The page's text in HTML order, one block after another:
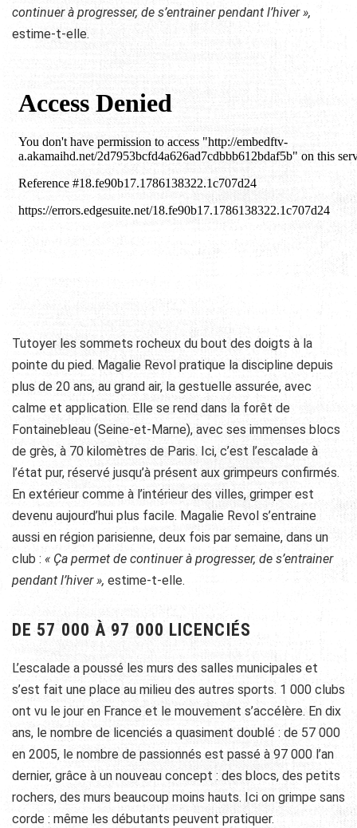
continuer à progresser, de s’entrainer pendant l’hiver »,
estime-t-elle.
Tutoyer les sommets rocheux du bout des doigts à la
pointe du pied. Magalie Revol pratique la discipline depuis
plus de 20 ans, au grand air, la gestuelle assurée, avec
calme et application. Elle se rend dans la forêt de
Fontainebleau (Seine-et-Marne), avec ses immenses blocs
de grès, à 70 kilomètres de Paris. Ici, c’est l’escalade à
l’état pur, réservé jusqu’à présent aux grimpeurs confirmés.
En extérieur comme à l’intérieur des villes, grimper est
devenu aujourd’hui plus facile. Magalie Revol s’entraine
aussi en région parisienne, deux fois par semaine, dans un
club : « Ça permet de continuer à progresser, de s’entrainer
pendant l’hiver », estime-t-elle.
DE 57 000 À 97 000 LICENCIÉS
L’escalade a poussé les murs des salles municipales et
s’est fait une place au milieu des autres sports. 1 000 clubs
ont vu le jour en France et le mouvement s’accélère. En dix
ans, le nombre de licenciés a quasiment doublé : de 57 000
en 2005, le nombre de passionnés est passé à 97 000 l’an
dernier, grâce à un nouveau concept : des blocs, des petits
rochers, des murs beaucoup moins hauts. Ici on grimpe sans
corde : même les débutants peuvent pratiquer.